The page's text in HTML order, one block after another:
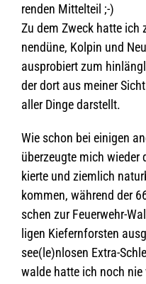
ren­den Mittelteil ;-)
Zu dem Zweck hatte ich
nen­düne, Kol­pin und
aus­pro­biert zum
der dort aus mei­ner
aller Dinge darstellt.
Wie schon bei eini­gen
über­zeugte mich
kierte und ziem­lich
kom­men, wäh­rend der
schen zur Feu­er­wehr-
li­gen Kie­fern­fors­ten
see(le)nlosen Extra-
walde hatte ich noch